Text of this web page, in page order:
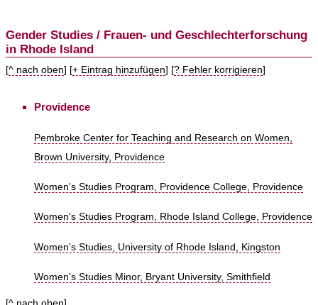
Gender Studies / Frauen- und Geschlechterforschung
in Rhode Island
[^ nach oben] [+ Eintrag hinzufügen] [? Fehler korrigieren]
Providence
Pembroke Center for Teaching and Research on Women,
Brown University, Providence
Women's Studies Program, Providence College, Providence
Women's Studies Program, Rhode Island College, Providence
Women's Studies, University of Rhode Island, Kingston
Women's Studies Minor, Bryant University, Smithfield